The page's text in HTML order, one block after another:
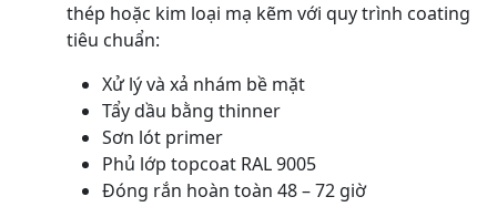
thép hoặc kim loại mạ kẽm với quy trình coating
tiêu chuẩn:
Xử lý và xả nhám bề mặt
Tẩy dầu bằng thinner
Sơn lót primer
Phủ lớp topcoat RAL 9005
Đóng rắn hoàn toàn 48 – 72 giờ